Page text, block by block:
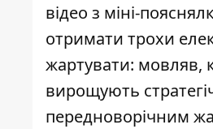
відео з міні-
отримати трохи
жартувати: мовляв,
вирощують
передноворічним